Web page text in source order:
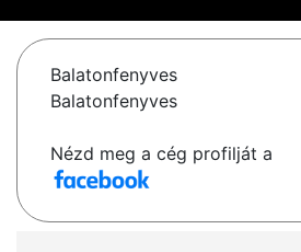
Balatonfenyves
Balatonfenyves
Nézd meg a cég profilját a